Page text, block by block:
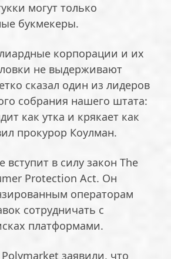
могут только
букмекеры.
корпорации и их
не выдерживают
сказал один из лидеров
собрания нашего штата:
как утка и крякает как
прокурор Коулман.
вступит в силу закон The
Protection Act. Он
операторам
сотрудничать с
платформами.
заявили, что